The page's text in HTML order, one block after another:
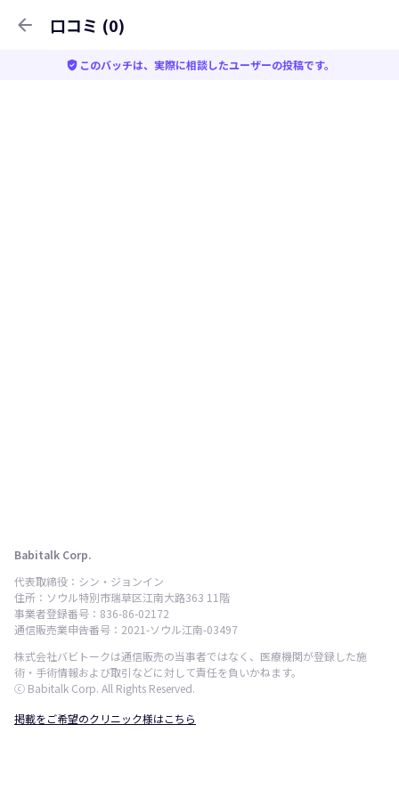
arrow_back 口コミ (0)
verified_user このバッチは、実際に相談したユーザーの投稿です。
Babitalk Corp.
代表取締役：シン・ジョンイン
住所：ソウル特別市瑞草区江南大路363 11階
事業者登録番号：836-86-02172
通信販売業申告番号：2021-ソウル江南-03497
株式会社バビトークは通信販売の当事者ではなく、医療機関が登録した施
術・手術情報および取引などに対して責任を負いかねます。
ⓒ Babitalk Corp. All Rights Reserved.
掲載をご希望のクリニック様はこちら